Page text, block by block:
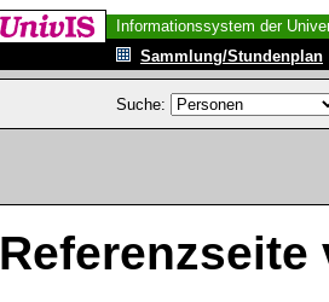
Informationssystem der
Sammlung/Stundenplan
Suche:
Referenzseite